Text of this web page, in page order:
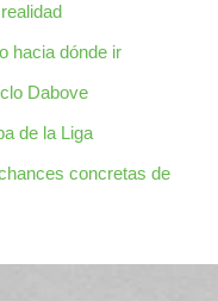
hacia dónde ir
Dabove
de la Liga
concretas de